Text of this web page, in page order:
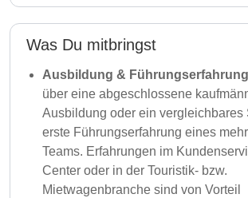
Was Du mitbringst
Ausbildung &
über eine abgeschlossene
Ausbildung oder ein vergleichbares
erste Führungserfahrung eines
Teams. Erfahrungen im
Center oder in der Touristik- bzw.
Mietwagenbranche sind von Vorteil